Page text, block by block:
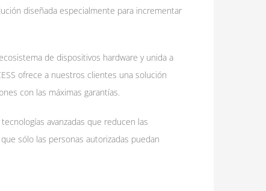
diseñada especialmente para incrementar
de dispositivos hardware y unida a
ofrece a nuestros clientes una solución
con las máximas garantías.
avanzadas que reducen las
sólo las personas autorizadas puedan